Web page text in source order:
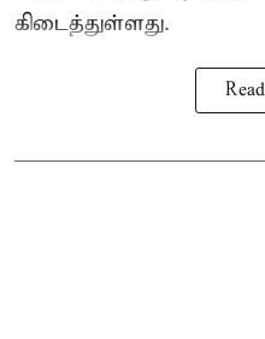
கிடைத்துள்ளது.